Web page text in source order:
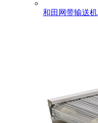
和田网带输送机